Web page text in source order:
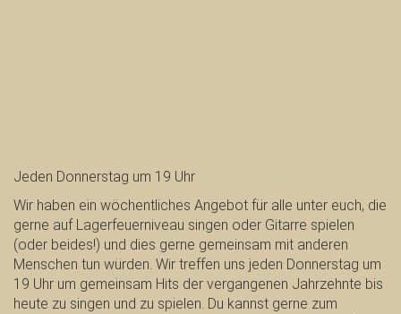
Jeden Donnerstag um 19 Uhr
Wir haben ein wöchentliches Angebot für alle unter euch, die
gerne auf Lagerfeuerniveau singen oder Gitarre spielen
(oder beides!) und dies gerne gemeinsam mit anderen
Menschen tun würden. Wir treffen uns jeden Donnerstag um
19 Uhr um gemeinsam Hits der vergangenen Jahrzehnte bis
heute zu singen und zu spielen. Du kannst gerne zum